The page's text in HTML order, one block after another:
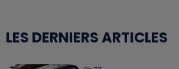
LES DERNIERS ARTICLES